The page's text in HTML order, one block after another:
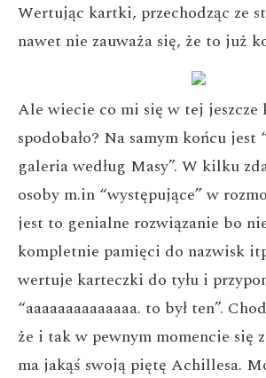
Wertując kartki, przechodząc ze
nawet nie zauważa się, że to już
Ale wiecie co mi się w tej jeszcze
spodobało? Na samym końcu jest
galeria według Masy”. W kilku
osoby m.in “występujące” w
jest to genialne rozwiązanie bo
kompletnie pamięci do nazwisk
wertuje karteczki do tyłu i
“aaaaaaaaaaaaaa. to był ten”.
że i tak w pewnym momencie się
ma jakąś swoją piętę Achillesa.